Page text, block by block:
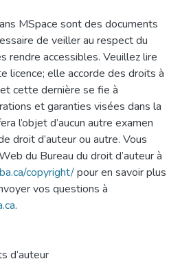
MSpace sont des documents
de veiller au respect du
rendre accessibles. Veuillez lire
licence; elle accorde des droits à
cette dernière se fie à
et garanties visées dans la
l’objet d’aucun autre examen
droit d’auteur ou autre. Vous
du Bureau du droit d’auteur à
copyright/pour en savoir plus
vos questions à
.
d’auteur